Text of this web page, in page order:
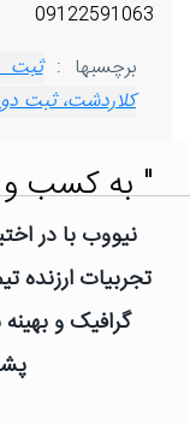
09122591063
برچسبها :ثبت
کلاردشت، ثبت
" به کسب و
نیووب با در
تجربیات ارزنده
گرافیک و